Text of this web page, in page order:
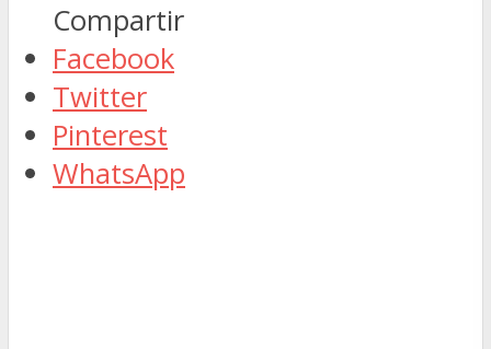
Compartir
Facebook
Twitter
Pinterest
WhatsApp